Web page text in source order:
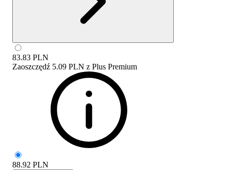
83.83 PLN
Zaoszczędź 5.09 PLN z Plus Premium
88.92 PLN